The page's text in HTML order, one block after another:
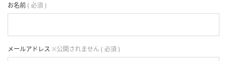
お名前( 必須 )
メールアドレス ※公開されません ( 必須 )